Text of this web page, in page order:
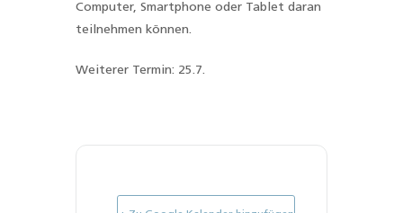
Computer, Smartphone oder Tablet daran
teilnehmen können.
Weiterer Termin: 25.7.